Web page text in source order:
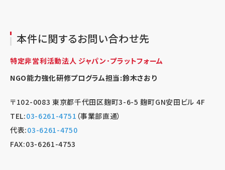
本件に関するお問い合わせ先
特定非営利活動法人 ジャパン･プラットフォーム
NGO能力強化研修プログラム担当:鈴木さおり
〒102-0083 東京都千代田区麹町3-6-5 麹町GN安田ビル 4F
TEL:03-6261-4751 （事業部直通）
代表:03-6261-4750
FAX:03-6261-4753